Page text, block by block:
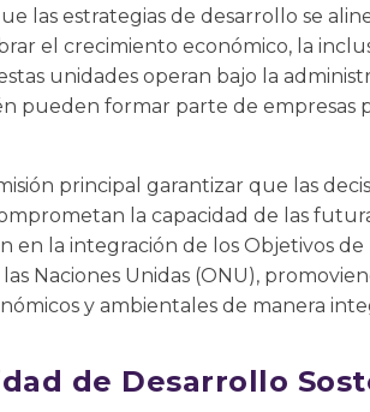
las estrategias de desarrollo se
el crecimiento económico, la
unidades operan bajo la
pueden formar parte de empresas
principal garantizar que las
la capacidad de las
en la integración de los Objetivos
Naciones Unidas (ONU),
y ambientales de manera
de Desarrollo